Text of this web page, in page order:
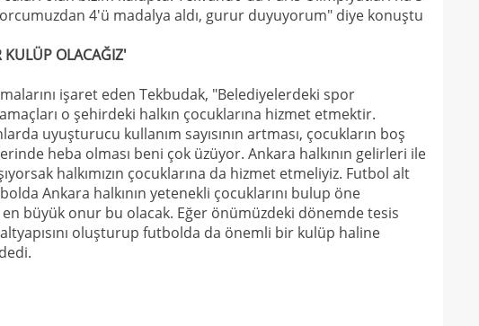
4'ü madalya aldı, gurur duyuyorum" diye konuştu
OLACAĞIZ'
işaret eden Tekbudak, "Belediyelerdeki spor
o şehirdeki halkın çocuklarına hizmet etmektir.
uyuşturucu kullanım sayısının artması, çocukların boş
heba olması beni çok üzüyor. Ankara halkının gelirleri ile
halkımızın çocuklarına da hizmet etmeliyiz. Futbol alt
Ankara halkının yetenekli çocuklarını bulup öne
büyük onur bu olacak. Eğer önümüzdeki dönemde tesis
oluşturup futbolda da önemli bir kulüp haline